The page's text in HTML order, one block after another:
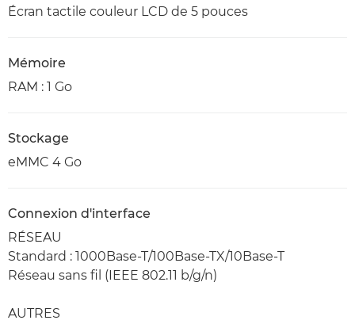
Écran tactile couleur LCD de 5 pouces
Mémoire
RAM : 1 Go
Stockage
eMMC 4 Go
Connexion d'interface
RÉSEAU
Standard : 1000Base-T/100Base-TX/10Base-T
Réseau sans fil (IEEE 802.11 b/g/n)
AUTRES